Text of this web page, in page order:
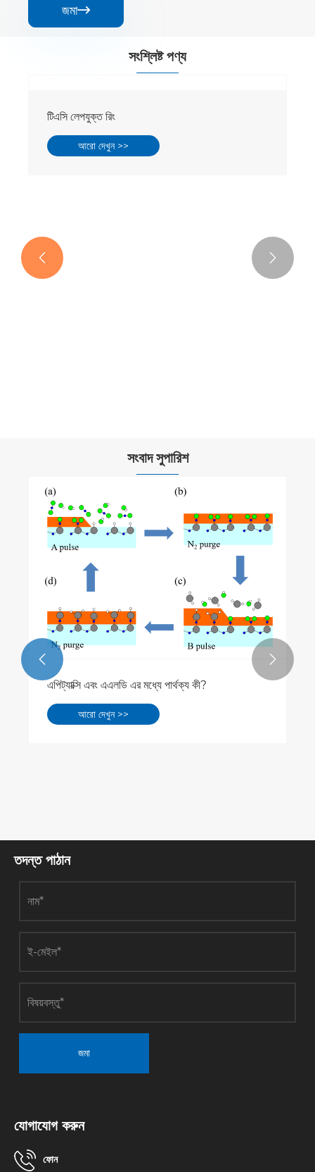
জমা
সংশ্লিষ্ট পণ্য
 
সংবাদ সুপারিশ
এপিট্যাক্সি এবং এএলডি এর মধ্যে পার্থক্য কী?
আরো দেখুন >>
 
তদন্ত পাঠান
জমা
যোগাযোগ করুন
ফোন